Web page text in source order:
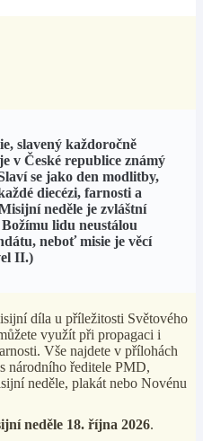
slavený každoročně
v České republice známý
se jako den modlitby,
diecézi, farnosti a
neděle je zvláštní
lidu neustálou
neboť misie je věcí
II.)
díla u příležitosti Světového
využít při propagaci i
Vše najdete v přílohách
národního ředitele PMD,
neděle, plakát nebo Novénu
neděle 18. října 2026.